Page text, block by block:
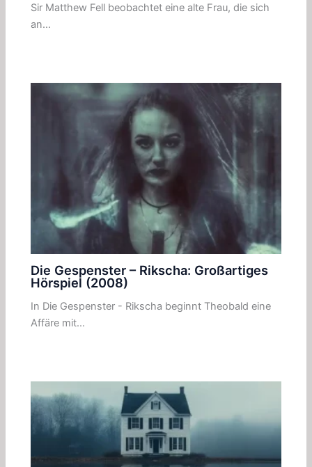
Sir Matthew Fell beobachtet eine alte Frau, die sich
an…
Die Gespenster – Rikscha: Großartiges
Hörspiel (2008)
In Die Gespenster - Rikscha beginnt Theobald eine
Affäre mit…